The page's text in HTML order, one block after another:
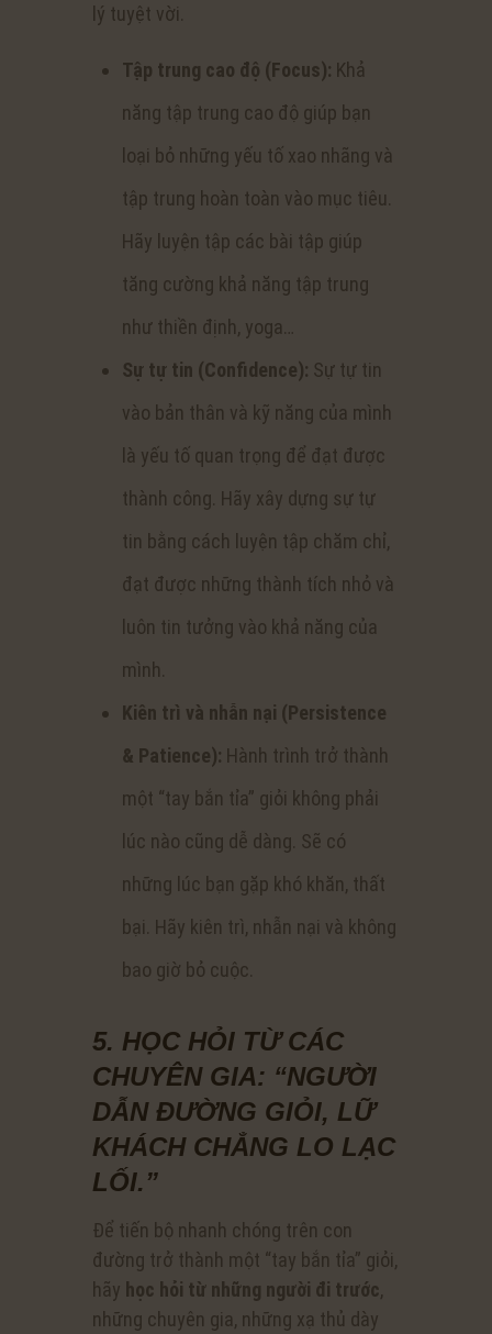
lý tuyệt vời.
Tập trung cao độ (Focus): Khả
năng tập trung cao độ giúp bạn
loại bỏ những yếu tố xao nhãng và
tập trung hoàn toàn vào mục tiêu.
Hãy luyện tập các bài tập giúp
tăng cường khả năng tập trung
như thiền định, yoga…
Sự tự tin (Confidence): Sự tự tin
vào bản thân và kỹ năng của mình
là yếu tố quan trọng để đạt được
thành công. Hãy xây dựng sự tự
tin bằng cách luyện tập chăm chỉ,
đạt được những thành tích nhỏ và
luôn tin tưởng vào khả năng của
mình.
Kiên trì và nhẫn nại (Persistence
& Patience): Hành trình trở thành
một “tay bắn tỉa” giỏi không phải
lúc nào cũng dễ dàng. Sẽ có
những lúc bạn gặp khó khăn, thất
bại. Hãy kiên trì, nhẫn nại và không
bao giờ bỏ cuộc.
5. HỌC HỎI TỪ CÁC
CHUYÊN GIA: “NGƯỜI
DẪN ĐƯỜNG GIỎI, LỮ
KHÁCH CHẲNG LO LẠC
LỐI.”
Để tiến bộ nhanh chóng trên con
đường trở thành một “tay bắn tỉa” giỏi,
hãy học hỏi từ những người đi trước,
những chuyên gia, những xạ thủ dày